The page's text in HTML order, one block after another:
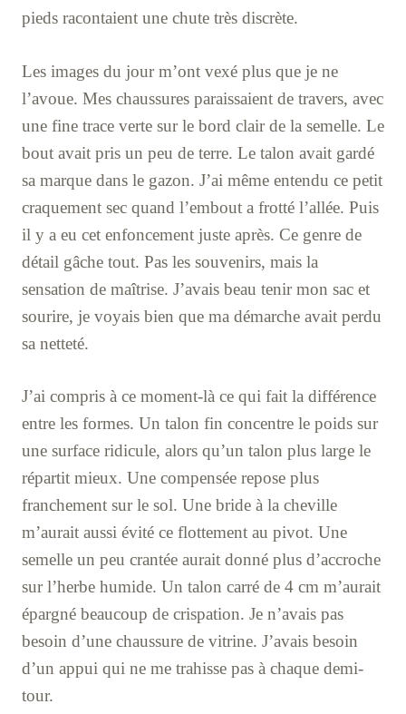
pieds racontaient une chute très discrète.
Les images du jour m’ont vexé plus que je ne
l’avoue. Mes chaussures paraissaient de travers, avec
une fine trace verte sur le bord clair de la semelle. Le
bout avait pris un peu de terre. Le talon avait gardé
sa marque dans le gazon. J’ai même entendu ce petit
craquement sec quand l’embout a frotté l’allée. Puis
il y a eu cet enfoncement juste après. Ce genre de
détail gâche tout. Pas les souvenirs, mais la
sensation de maîtrise. J’avais beau tenir mon sac et
sourire, je voyais bien que ma démarche avait perdu
sa netteté.
J’ai compris à ce moment-là ce qui fait la différence
entre les formes. Un talon fin concentre le poids sur
une surface ridicule, alors qu’un talon plus large le
répartit mieux. Une compensée repose plus
franchement sur le sol. Une bride à la cheville
m’aurait aussi évité ce flottement au pivot. Une
semelle un peu crantée aurait donné plus d’accroche
sur l’herbe humide. Un talon carré de 4 cm m’aurait
épargné beaucoup de crispation. Je n’avais pas
besoin d’une chaussure de vitrine. J’avais besoin
d’un appui qui ne me trahisse pas à chaque demi-
tour.